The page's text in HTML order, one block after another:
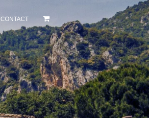
CONTACT